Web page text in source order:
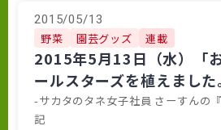
2015/05/13
野菜 園芸グッズ 連載
2015年5月13日（水）「
ールスターズを植えました
-サカタのタネ女子社員 さーすんの
記